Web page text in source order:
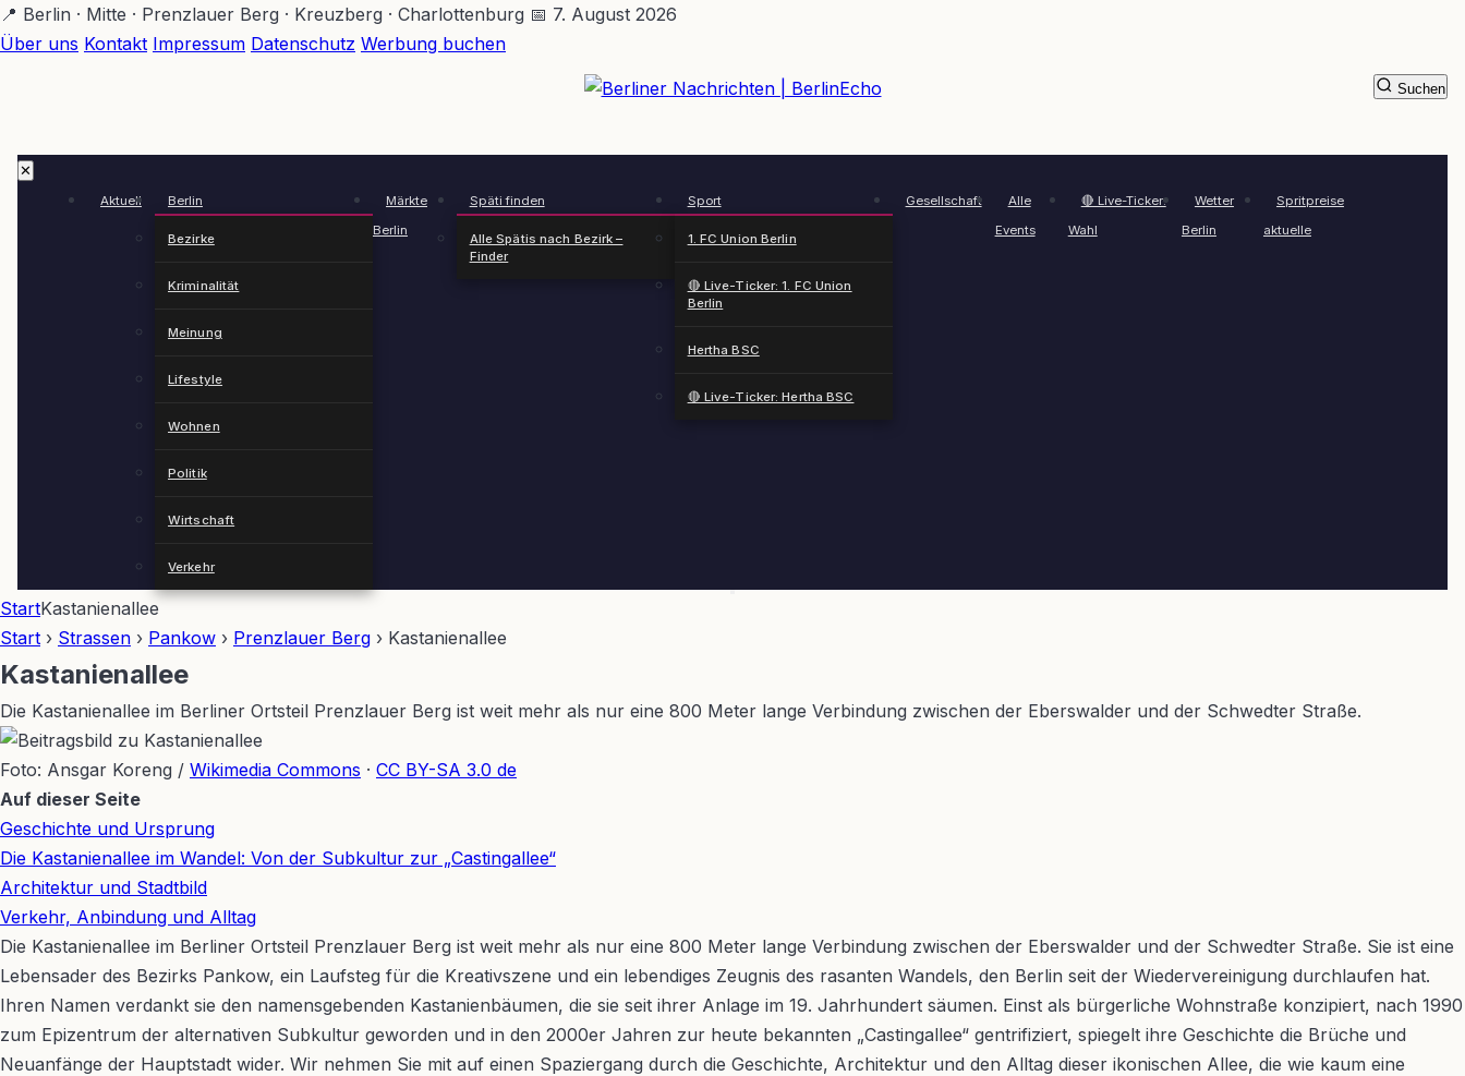
Zum
Hauptinhalt
📍 Berlin · Mitte · Prenzlauer Berg · Kreuzberg · Charlottenburg 📅 7. August 2026
Über uns Kontakt Impressum Datenschutz Werbung buchen
✕
Aktuell Berlin
Bezirke
Kriminalität
Meinung
Lifestyle
Wohnen
Politik
Wirtschaft
Verkehr
Märkte
Berlin
Späti finden
Alle Spätis nach Bezirk –
Finder
Sport
1. FC Union Berlin
🔴 Live-Ticker: 1. FC Union
Berlin
Hertha BSC
🔴 Live-Ticker: Hertha BSC
Gesellschaft
Alle
Events
🔴 Live-Ticker:
Wahl
Wetter
Berlin
Spritpreise
aktuelle
Suchen
StartKastanienallee
Start › Strassen › Pankow › Prenzlauer Berg › Kastanienallee
Kastanienallee
Die Kastanienallee im Berliner Ortsteil Prenzlauer Berg ist weit mehr als nur eine 800 Meter lange Verbindung zwischen der Eberswalder und der Schwedter Straße.
Foto: Ansgar Koreng / Wikimedia Commons · CC BY-SA 3.0 de
+
−
Auf dieser Seite
Geschichte und Ursprung
Die Kastanienallee im Wandel: Von der Subkultur zur „Castingallee“
Architektur und Stadtbild
Verkehr, Anbindung und Alltag
Die Kastanienallee im Berliner Ortsteil Prenzlauer Berg ist weit mehr als nur eine 800 Meter lange Verbindung zwischen der Eberswalder und der Schwedter Straße. Sie ist eine
Lebensader des Bezirks Pankow, ein Laufsteg für die Kreativszene und ein lebendiges Zeugnis des rasanten Wandels, den Berlin seit der Wiedervereinigung durchlaufen hat.
Ihren Namen verdankt sie den namensgebenden Kastanienbäumen, die sie seit ihrer Anlage im 19. Jahrhundert säumen. Einst als bürgerliche Wohnstraße konzipiert, nach 1990
zum Epizentrum der alternativen Subkultur geworden und in den 2000er Jahren zur heute bekannten „Castingallee“ gentrifiziert, spiegelt ihre Geschichte die Brüche und
Neuanfänge der Hauptstadt wider. Wir nehmen Sie mit auf einen Spaziergang durch die Geschichte, Architektur und den Alltag dieser ikonischen Allee, die wie kaum eine